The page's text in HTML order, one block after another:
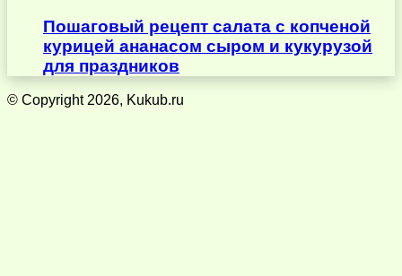
Пошаговый рецепт салата с копченой
курицей ананасом сыром и кукурузой
для праздников
© Copyright 2026, Kukub.ru